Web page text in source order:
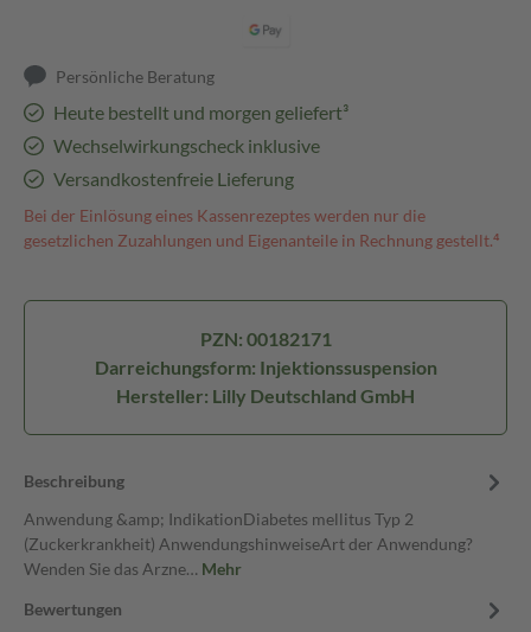
Persönliche Beratung
Heute bestellt und morgen geliefert³
Wechselwirkungscheck inklusive
Versandkostenfreie Lieferung
Bei der Einlösung eines Kassenrezeptes werden nur die
gesetzlichen Zuzahlungen und Eigenanteile in Rechnung gestellt.⁴
PZN: 00182171
Darreichungsform: Injektionssuspension
Hersteller: Lilly Deutschland GmbH
Beschreibung
Anwendung &amp; IndikationDiabetes mellitus Typ 2
(Zuckerkrankheit) AnwendungshinweiseArt der Anwendung?
Wenden Sie das Arzne… Mehr
Bewertungen